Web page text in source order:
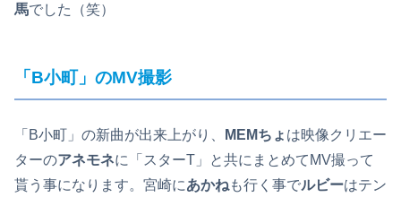
馬でした（笑）
「B小町」のMV撮影
「B小町」の新曲が出来上がり、 MEMちょ は映像クリエー
ターのアネモネに「スターT」と共にまとめてMV撮って
貰う事になります。宮崎にあかねも行く事でルビーはテン